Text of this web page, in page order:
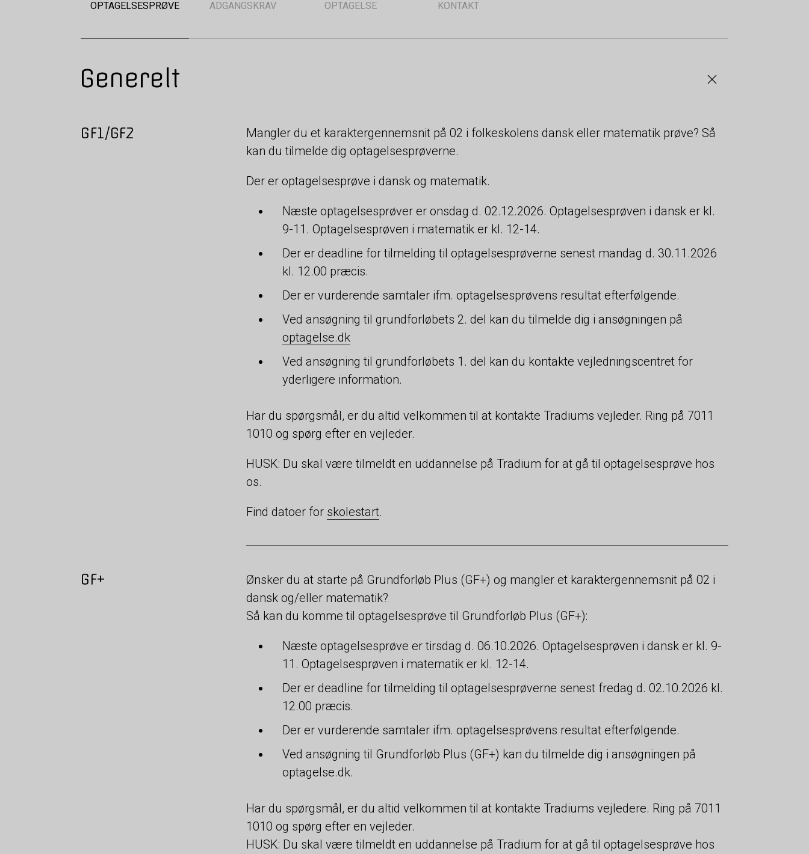
OPTAGELSESPRØVE ADGANGSKRAV OPTAGELSE KONTAKT
Generelt
GF1/GF2
Mangler du et karaktergennemsnit på 02 i folkeskolens dansk eller matematik prøve? Så
kan du tilmelde dig optagelsesprøverne.
Der er optagelsesprøve i dansk og matematik.
Næste optagelsesprøver er onsdag d. 02.12.2026. Optagelsesprøven i dansk er kl.
9-11. Optagelsesprøven i matematik er kl. 12-14.
Der er deadline for tilmelding til optagelsesprøverne senest mandag d. 30.11.2026
kl. 12.00 præcis.
Der er vurderende samtaler ifm. optagelsesprøvens resultat efterfølgende.
Ved ansøgning til grundforløbets 2. del kan du tilmelde dig i ansøgningen på
optagelse.dk
Ved ansøgning til grundforløbets 1. del kan du kontakte vejledningscentret for
yderligere information.
Har du spørgsmål, er du altid velkommen til at kontakte Tradiums vejleder. Ring på 7011
1010 og spørg efter en vejleder.
HUSK: Du skal være tilmeldt en uddannelse på Tradium for at gå til optagelsesprøve hos
os.
Find datoer for skolestart.
GF+
Ønsker du at starte på Grundforløb Plus (GF+) og mangler et karaktergennemsnit på 02 i
dansk og/eller matematik?
Så kan du komme til optagelsesprøve til Grundforløb Plus (GF+):
Næste optagelsesprøve er tirsdag d. 06.10.2026. Optagelsesprøven i dansk er kl. 9-
11. Optagelsesprøven i matematik er kl. 12-14.
Der er deadline for tilmelding til optagelsesprøverne senest fredag d. 02.10.2026 kl.
12.00 præcis.
Der er vurderende samtaler ifm. optagelsesprøvens resultat efterfølgende.
Ved ansøgning til Grundforløb Plus (GF+) kan du tilmelde dig i ansøgningen på
optagelse.dk.
Har du spørgsmål, er du altid velkommen til at kontakte Tradiums vejledere. Ring på 7011
1010 og spørg efter en vejleder.
HUSK: Du skal være tilmeldt en uddannelse på Tradium for at gå til optagelsesprøve hos